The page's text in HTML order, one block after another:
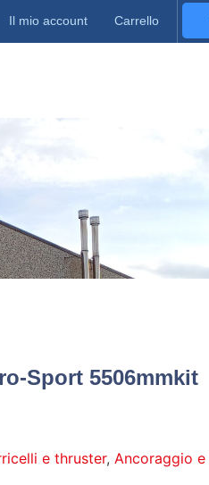
Il mio account Carrello
Sport 5506mmkit
e thruster, Ancoraggio